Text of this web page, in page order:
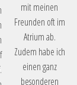
mit meinen
Freunden oft im
Atrium ab.
Zudem habe ich
einen ganz
besonderen